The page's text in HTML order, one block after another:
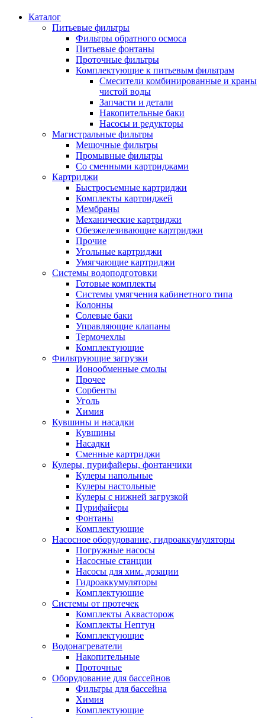
Каталог
Питьевые фильтры
Фильтры обратного осмоса
Питьевые фонтаны
Проточные фильтры
Комплектующие к питьевым фильтрам
Смесители комбинированные и краны
чистой воды
Запчасти и детали
Накопительные баки
Насосы и редукторы
Магистральные фильтры
Мешочные фильтры
Промывные фильтры
Со сменными картриджами
Картриджи
Быстросъемные картриджи
Комплекты картриджей
Мембраны
Механические картриджи
Обезжелезивающие картриджи
Прочие
Угольные картриджи
Умягчающие картриджи
Системы водоподготовки
Готовые комплекты
Системы умягчения кабинетного типа
Колонны
Солевые баки
Управляющие клапаны
Термочехлы
Комплектующие
Фильтрующие загрузки
Ионообменные смолы
Прочее
Сорбенты
Уголь
Химия
Кувшины и насадки
Кувшины
Насадки
Сменные картриджи
Кулеры, пурифайеры, фонтанчики
Кулеры напольные
Кулеры настольные
Кулеры с нижней загрузкой
Пурифайеры
Фонтаны
Комплектующие
Насосное оборудование, гидроаккумуляторы
Погружные насосы
Насосные станции
Насосы для хим. дозации
Гидроаккумуляторы
Комплектующие
Системы от протечек
Комплекты Аквасторож
Комплекты Нептун
Комплектующие
Водонагреватели
Накопительные
Проточные
Оборудование для бассейнов
Фильтры для бассейна
Химия
Комплектующие